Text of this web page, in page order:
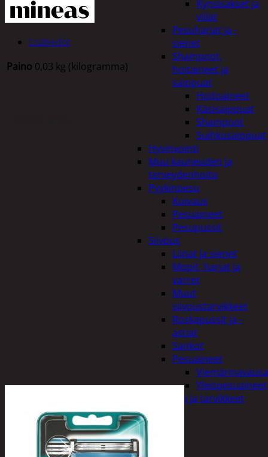
Kynsisakset ja
viilat
Pesuharjat ja -
sienet
Shampoot,
hoitaineet ja
saippuat
Hoitoaineet
Käsisaippuat
Shampoot
Suihkusaippuat
Hyvinvointi
Muu kauneuden ja
terveydenhoito
Pyykinpesu
Kuivaus
Pesuaineet
Pesupussit
Siivous
Liinat ja sienet
Mopit, harjat ja
varret
Muut
siivoustarvikkeet
Roskapussit ja -
astiat
Sankot
Pesuaineet
Yleispesuaineet
Eläintenruoka ja tarvikkeet
Lisätiedot
Paino 0,03 kg (kilogramma)